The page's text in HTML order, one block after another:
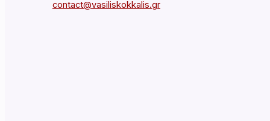
contact@vasiliskokkalis.gr